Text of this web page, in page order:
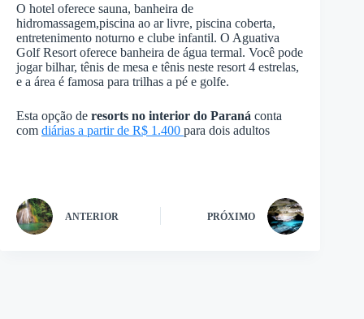
O hotel oferece sauna, banheira de
hidromassagem,piscina ao ar livre, piscina coberta,
entretenimento noturno e clube infantil. O Aguativa
Golf Resort oferece banheira de água termal. Você pode
jogar bilhar, tênis de mesa e tênis neste resort 4 estrelas,
e a área é famosa para trilhas a pé e golfe.
Esta opção de resorts no interior do Paraná conta
com diárias a partir de R$ 1.400 para dois adultos
ANTERIOR PRÓXIMO